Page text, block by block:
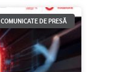
COMUNICATE DE PRESĂ